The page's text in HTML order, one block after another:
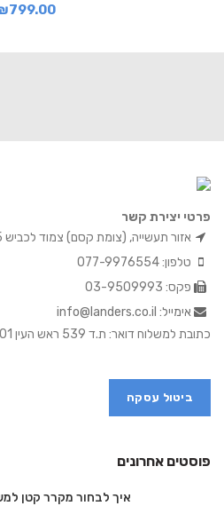
799.00
פרטי יצירת קשר
אזור תעשייה, (צומת קסם) צמוד לכביש 5.
טלפון: 077-9976554
פקס: 03-9509993
אימייל: info@landers.co.il
כתובת למשלוח דואר: ת.ד 539 ראש העין 4810501
ביטול עסקה
פוסטים אחרונים
איך לבחור מקרר קטן